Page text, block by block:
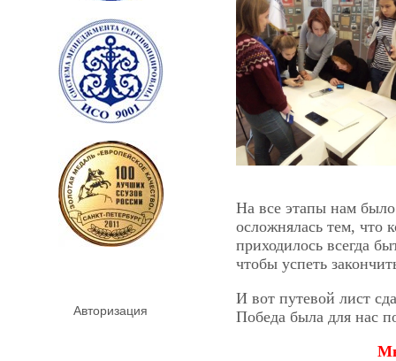
Авторизация
На все этапы нам
осложнялась тем, что
приходилось всегда
чтобы успеть
И вот путевой лист
Победа была для нас